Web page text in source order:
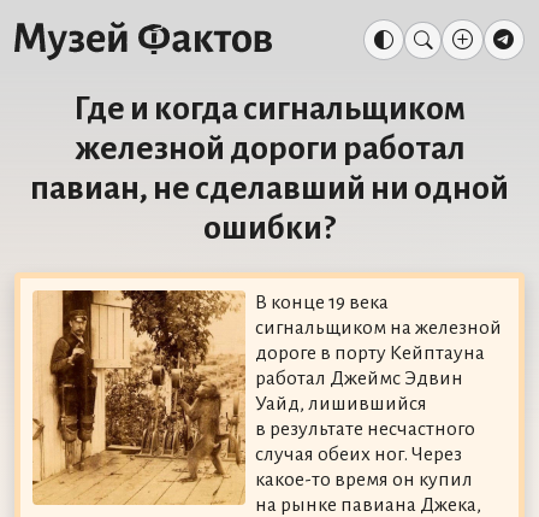
Где и когда сигнальщиком
железной дороги работал
павиан, не сделавший ни одной
ошибки?
В конце 19 века
сигнальщиком на железной
дороге в порту Кейптауна
работал Джеймс Эдвин
Уайд, лишившийся
в результате несчастного
случая обеих ног. Через
какое-то время он купил
на рынке павиана Джека,